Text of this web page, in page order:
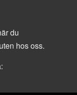
du
hos oss.